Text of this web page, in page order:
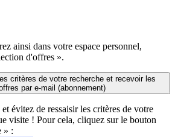
ainsi dans votre espace personnel,
d'offres ».
critères de votre recherche et recevoir les
par e-mail (abonnement)
évitez de ressaisir les critères de votre
visite ! Pour cela, cliquez sur le bouton
» :